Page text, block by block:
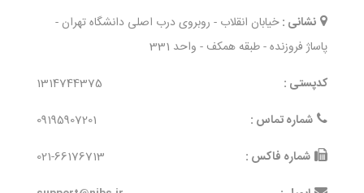
نشانی : خیابان انقلاب - روبروی درب اصلی دانشگاه تهران -
پاساژ فروزنده - طبقه همکف - واحد 331
کدپستی :
1314744375
شماره تماس :
09195907201
شماره فاکس :
021-66176713